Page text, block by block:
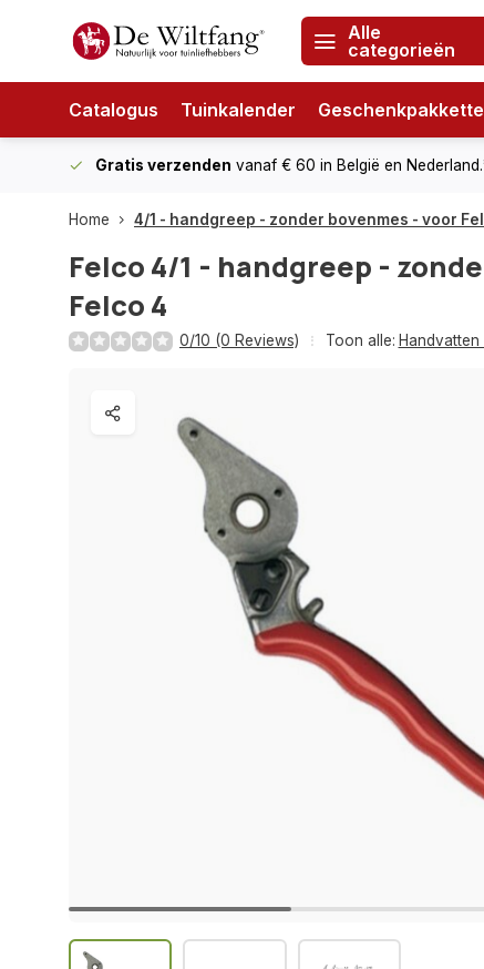
Alle
categorieën
Catalogus Tuinkalender
Gratis verzenden vanaf € 60 in België en
Home 4/1 - handgreep - zonder bovenmes - voor
Felco 4/1 - handgreep -
Felco 4
0/10 (0 Reviews) Toon alle: